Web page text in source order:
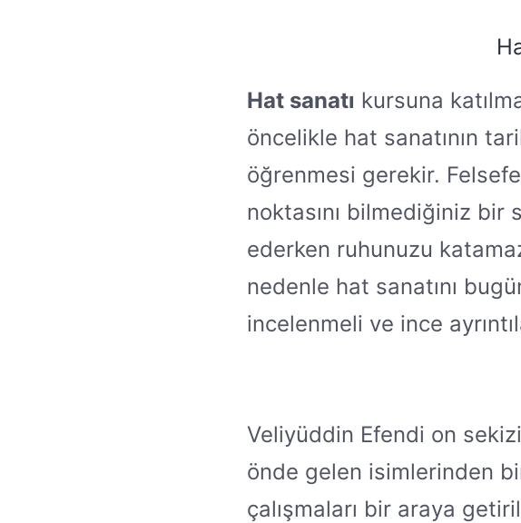
Hat sanatı kursuna
öncelikle hat sanatının
öğrenmesi gerekir.
noktasını bilmediğiniz bir
ederken ruhunuzu
nedenle hat sanatını
incelenmeli ve ince
Veliyüddin Efendi on
önde gelen isimlerinden
çalışmaları bir araya